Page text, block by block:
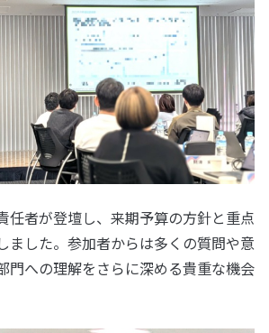
任者が登壇し、来期予算の方針と重点
ました。参加者からは多くの質問や意
門への理解をさらに深める貴重な機会